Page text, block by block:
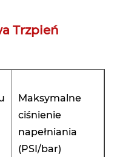
Trzpień
Maksymalne
ciśnienie
napełniania
(PSI/bar)